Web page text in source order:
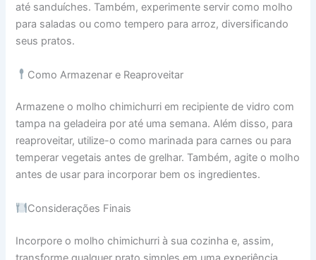
até sanduíches. Também, experimente servir como molho
para saladas ou como tempero para arroz, diversificando
seus pratos.
Como Armazenar e Reaproveitar
Armazene o molho chimichurri em recipiente de vidro com
tampa na geladeira por até uma semana. Além disso, para
reaproveitar, utilize-o como marinada para carnes ou para
temperar vegetais antes de grelhar. Também, agite o molho
antes de usar para incorporar bem os ingredientes.
Considerações Finais
Incorpore o molho chimichurri à sua cozinha e, assim,